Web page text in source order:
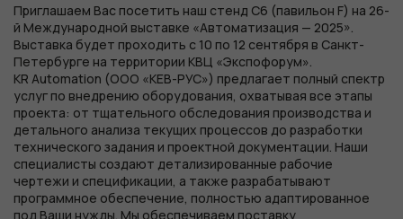
Приглашаем Вас посетить наш стенд С6 (павильон F) на 26-
й Международной выставке «Автоматизация — 2025».
Выставка будет проходить с 10 по 12 сентября в Санкт-
Петербурге на территории КВЦ «Экспофорум».
KR Automation (ООО «КЕВ-РУС») предлагает полный спектр
услуг по внедрению оборудования, охватывая все этапы
проекта: от тщательного обследования производства и
детального анализа текущих процессов до разработки
технического задания и проектной документации. Наши
специалисты создают детализированные рабочие
чертежи и спецификации, а также разрабатывают
программное обеспечение, полностью адаптированное
под Ваши нужды. Мы обеспечиваем поставку